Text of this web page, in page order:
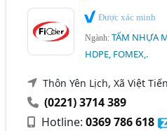
Được xác minh
Ngành:TẤM NHỰA
HDPE, FOMEX,.
Thôn Yên Lịch, Xã Việt
(0221) 3714 389
Hotline:0369 786 618